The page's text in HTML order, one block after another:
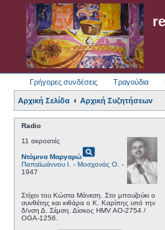
Γρήγορες συνδέσεις Τραγούδια
Αρχική Σελίδα Αρχική Συζητήσεων
Radio
11 ακροατές
Ντόμινα Μαργαρώpageview
Παπαϊωάννου Ι. - Μοσχονάς Ο. -
1947
Στίχοι του Κώστα Μάνεση. Στο μπουζούκι ο
συνθέτης και κιθάρα ο Κ. Καρίπης υπό την
δ/νση Δ. Σέμση. Δίσκος HMV AO-2754 /
OGA-1256.